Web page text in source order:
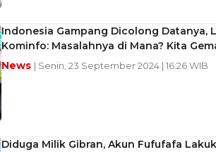
Indonesia Gampang Dicolong Datanya,
Kominfo: Masalahnya di Mana? Kita
News | Senin, 23 September 2024 | 16:26 WIB
Diduga Milik Gibran, Akun Fufufafa